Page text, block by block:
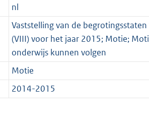
nl
Vaststelling van de
(VIII) voor het jaar 2015; Motie;
onderwijs kunnen volgen
Motie
2014-2015